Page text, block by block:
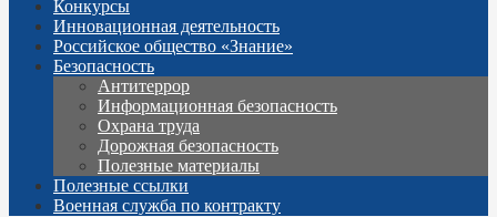
Конкурсы
Инновационная деятельность
Российское общество «Знание»
Безопасность
Антитеррор
Информационная безопасность
Охрана труда
Дорожная безопасность
Полезные материалы
Полезные ссылки
Военная служба по контракту